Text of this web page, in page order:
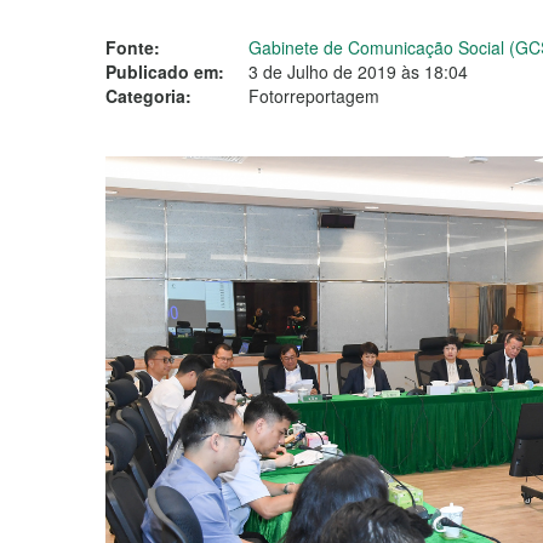
Fonte:
Gabinete de Comunicação Social
Publicado em:
3 de Julho de 2019 às 18:04
Categoria:
Fotorreportagem